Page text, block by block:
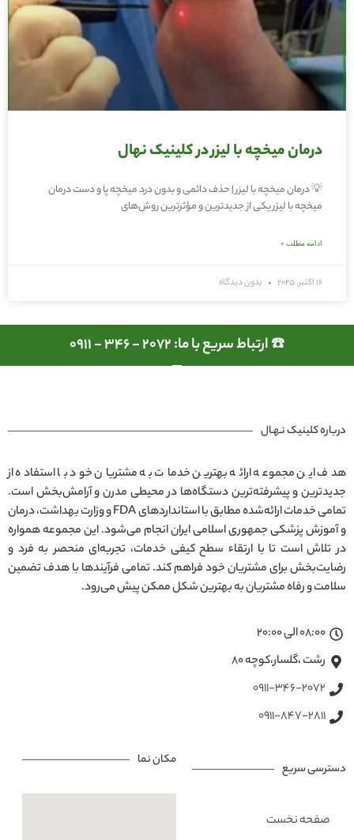
درمان میخچه با لیزر در کلینیک نهال
💡 درمان میخچه با لیزر | حذف دائمی و بدون درد میخچه پا و دست درمان
میخچه با لیزر یکی از جدیدترین و مؤثرترین روش‌های
ادامه مطلب »
16 اکتبر, 2025 بدون دیدگاه
☎️ ارتباط سریع با ما: 2072 - 346 - 0911
درباره کلینیک نـهـال
هدف این مجموعه ارائه بهترین خدمات به مشتریان خود با استفاده از
جدیدترین و پیشرفته‌ترین دستگاه‌ها در محیطی مدرن و آرامش‌بخش است.
تمامی خدمات ارائه‌شده مطابق با استانداردهای FDA و وزارت بهداشت، درمان
و آموزش پزشکی جمهوری اسلامی ایران انجام می‌شود. این مجموعه همواره
در تلاش است تا با ارتقاء سطح کیفی خدمات، تجربه‌ای منحصر به فرد و
رضایت‌بخش برای مشتریان خود فراهم کند. تمامی فرآیندها با هدف تضمین
سلامت و رفاه مشتریان به بهترین شکل ممکن پیش می‌رود.
08:00 الی 20:00
رشت ،گلسار،کوچه ۸۰
0911-346-2072
0911-847-2811
دسترسی سریع
صفحه نخست
مکان نما